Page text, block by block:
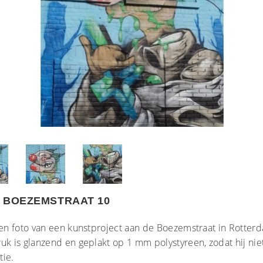
BOEZEMSTRAAT 10
foto van een kunstproject aan de Boezemstraat in
is glanzend en geplakt op 1 mm polystyreen, zodat hij